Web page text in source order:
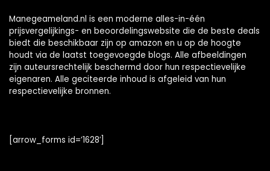
Manegeameland.nl is een moderne alles-in-één
prijsvergelijkings- en beoordelingswebsite die de beste deals
biedt die beschikbaar zijn op amazon en u op de hoogte
houdt via de laatst toegevoegde blogs. Alle afbeeldingen
zijn auteursrechtelijk beschermd door hun respectievelijke
eigenaren. Alle geciteerde inhoud is afgeleid van hun
respectievelijke bronnen.
[arrow_forms id=’1628′]